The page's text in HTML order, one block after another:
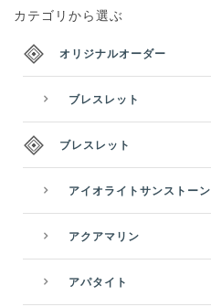
カテゴリから選ぶ
オリジナルオーダー
ブレスレット
ブレスレット
アイオライトサンストーン
アクアマリン
アパタイト